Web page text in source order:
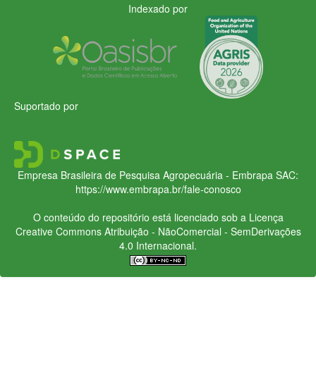
Indexado por
Suportado por
Empresa Brasileira de Pesquisa Agropecuária - Embrapa SAC:
https://www.embrapa.br/fale-conosco
O conteúdo do repositório está licenciado sob a Licença
Creative CommonsAtribuição - NãoComercial - SemDerivações
4.0 Internacional.